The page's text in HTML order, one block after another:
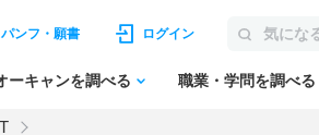
パンフ・願書 ログイン
ーキャンを調べる 職業・学問を調べる